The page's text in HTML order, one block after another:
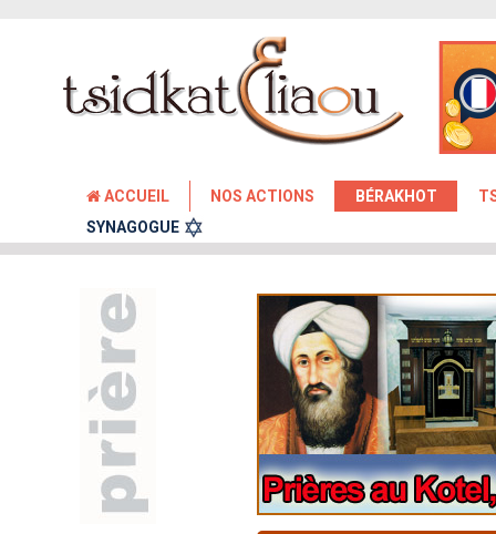
ACCUEIL NOS ACTIONS BÉRAKHOT
SYNAGOGUE